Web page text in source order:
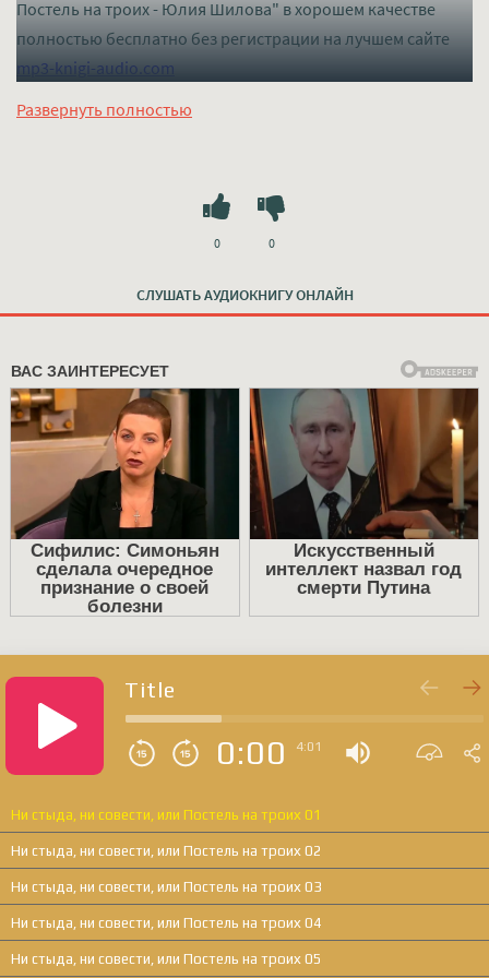
Постель на троих - Юлия Шилова" в хорошем качестве
полностью бесплатно без регистрации на лучшем сайте
mp3-knigi-audio.com
Развернуть полностью
СЛУШАТЬ АУДИОКНИГУ ОНЛАЙН
0 0
Title
0:00 4:01
Ни стыда, ни совести, или Постель на троих 01
Ни стыда, ни совести, или Постель на троих 02
Ни стыда, ни совести, или Постель на троих 03
Ни стыда, ни совести, или Постель на троих 04
Ни стыда, ни совести, или Постель на троих 05